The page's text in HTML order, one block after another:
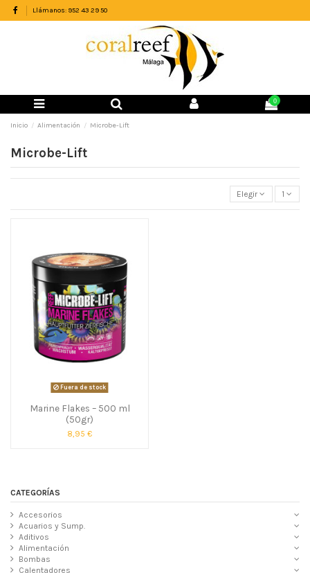
Llámanos: 952 43 29 50
0
Inicio Alimentación Microbe-Lift
Microbe-Lift
Elegir 1
Fuera de stock
Marine Flakes – 500 ml
(50gr)
8,95 €
CATEGORÍAS
Accesorios
Acuarios y Sump.
Aditivos
Alimentación
Bombas
Calentadores